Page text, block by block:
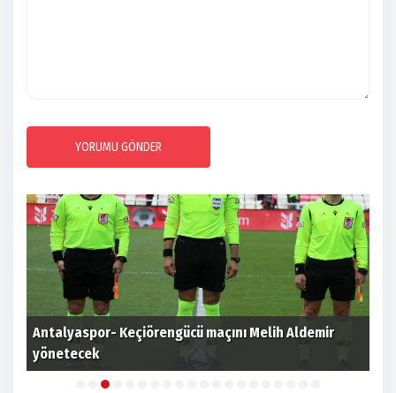
YORUMU GÖNDER
Antalyaspor- Keçiörengücü maçını Melih Aldemir
yönetecek